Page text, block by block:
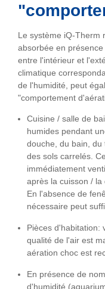
Le système iQ-Therm
absorbée en
entre l'intérieur et
climatique
de l'humidité, peut
"comportement
Cuisine / salle de
humides pendant
douche, du bain, du
des sols carrelés.
immédiatement
après la cuisson / la
En l'absence de
nécessaire peut
Pièces d'habitation:
qualité de l'air est
aération choc est
En présence de
d'humidité